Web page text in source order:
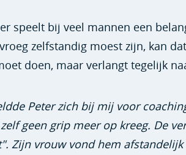
speelt bij veel mannen een
zelfstandig moest zijn, kan
doen, maar verlangt tegelijk
Peter zich bij mij voor
geen grip meer op kreeg. De
Zijn vrouw vond hem